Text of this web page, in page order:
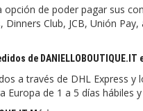
opción de poder pagar sus
Dinners Club, JCB, Unión
de DANIELLOBOUTIQUE.IT
a través de DHL Express
de 1 a 5 días hábiles